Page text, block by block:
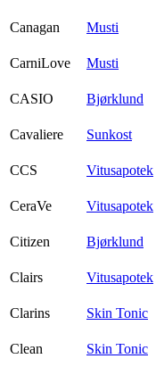
Canagan
Musti
CarniLove
Musti
CASIO
Bjørklund
Cavaliere
Sunkost
CCS
Vitusapotek
CeraVe
Vitusapotek
Citizen
Bjørklund
Clairs
Vitusapotek
Clarins
Skin Tonic
Clean
Skin Tonic